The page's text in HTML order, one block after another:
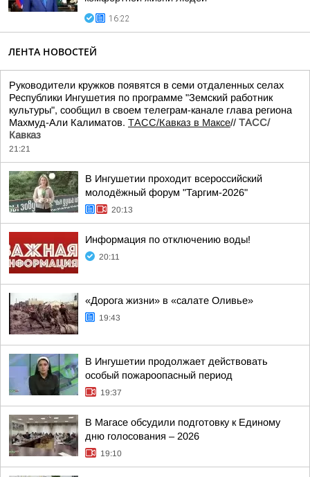
16:22
ЛЕНТА НОВОСТЕЙ
Руководители кружков появятся в семи отдаленных селах
Республики Ингушетия по программе "Земский работник
культуры", сообщил в своем телеграм-канале глава региона
Махмуд-Али Калиматов. ТАСС/Кавказ в Максе// ТАСС/
Кавказ
21:21
В Ингушетии проходит всероссийский
молодёжный форум "Таргим-2026"
20:13
Информация по отключению воды!
20:11
«Дорога жизни» в «салате Оливье»
19:43
В Ингушетии продолжает действовать
особый пожароопасный период
19:37
В Магасе обсудили подготовку к Единому
дню голосования – 2026
19:10